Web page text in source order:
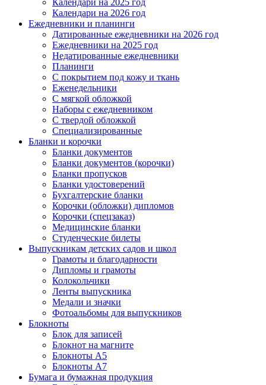
Календари на 2025 год
Календари на 2026 год
Ежедневники и планинги
Датированные ежедневники на 2026 год
Ежедневники на 2025 год
Недатированные ежедневники
Планинги
С покрытием под кожу и ткань
Еженедельники
С мягкой обложкой
Наборы с ежедневником
С твердой обложкой
Специализированные
Бланки и корочки
Бланки документов
Бланки документов (корочки)
Бланки пропусков
Бланки удостоверений
Бухгалтерские бланки
Корочки (обложки) дипломов
Корочки (спецзаказ)
Медицинские бланки
Студенческие билеты
Выпускникам детских садов и школ
Грамоты и благодарности
Дипломы и грамоты
Колокольчики
Ленты выпускника
Медали и значки
Фотоальбомы для выпускников
Блокноты
Блок для записей
Блокнот на магните
Блокноты А5
Блокноты А7
Бумага и бумажная продукция